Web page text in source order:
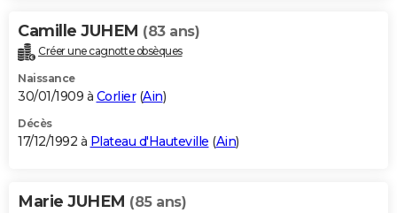
Camille JUHEM (83 ans)
Créer une cagnotte obsèques
Naissance
30/01/1909 à Corlier(Ain)
Décès
17/12/1992 à Plateau d'Hauteville (Ain)
Marie JUHEM (85 ans)